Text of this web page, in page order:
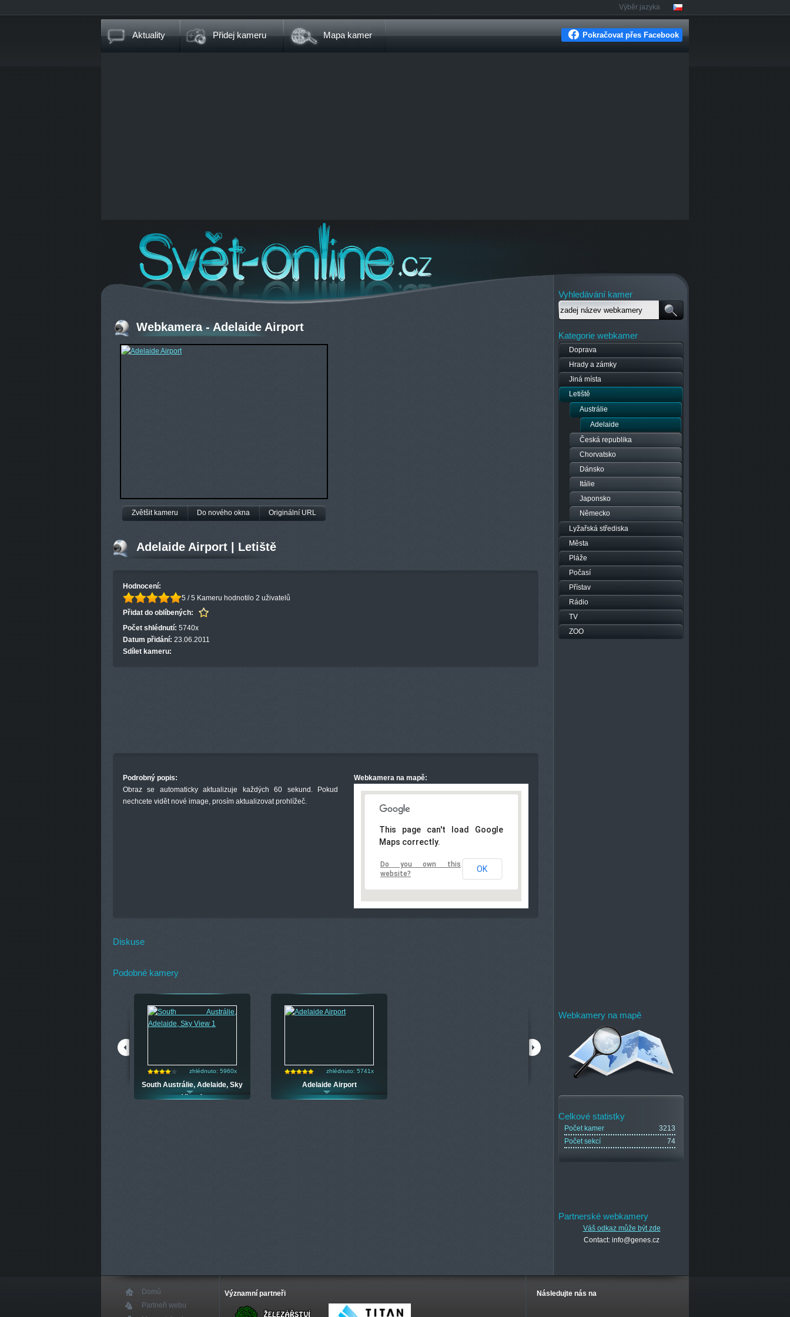
Výběr jazyka
Aktuality Přidej kameru Mapa kamer
Webkamera - Adelaide Airport
Zvětšit kameru Do nového okna Originální URL
Adelaide Airport | Letiště
Hodnocení:
5 / 5 Kameru hodnotilo 2 uživatelů
Přidat do oblíbených:
Počet shlédnutí: 5740x
Datum přidání: 23.06.2011
Sdílet kameru:
Podrobný popis:
Obraz
se automaticky aktualizuje každých 60 sekund .
Pokud
nechcete vidět nové image, prosím aktualizovat prohlížeč.
Webkamera na mapě:
This page can't load Google
Maps correctly.
Do you own this
website?
OK
Diskuse
Podobné kamery
zhlédnuto: 5960x
South Austrálie, Adelaide, Sky
View 1
zhlédnuto: 5741x
Adelaide Airport
Vyhledávání kamer
Kategorie webkamer
Doprava
Hrady a zámky
Jiná místa
Letiště
Austrálie
Adelaide
Česká republika
Chorvatsko
Dánsko
Itálie
Japonsko
Německo
Lyžařská střediska
Města
Pláže
Počasí
Přístav
Rádio
TV
ZOO
Webkamery na mapě
Celkové statistky
Počet kamer
3213
Počet sekcí
74
Partnerské webkamery
Váš odkaz může být zde
Contact: info@genes.cz
Domů
Partneři webu
Významní partneři Následujte nás na